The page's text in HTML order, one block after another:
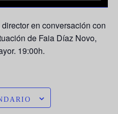
en conversación con
de Faia Díaz Novo,
19:00h.